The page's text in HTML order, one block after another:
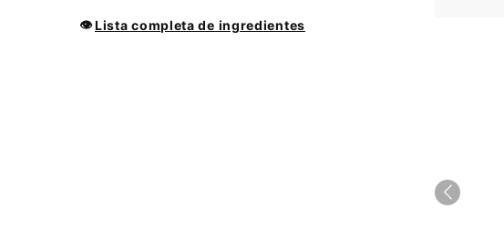
👁Lista completa de ingredientes